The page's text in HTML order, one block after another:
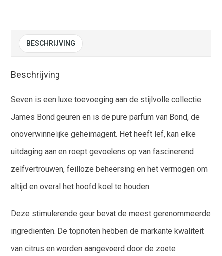
BESCHRIJVING
Beschrijving
Seven is een luxe toevoeging aan de stijlvolle collectie
James Bond geuren en is de pure parfum van Bond, de
onoverwinnelijke geheimagent. Het heeft lef, kan elke
uitdaging aan en roept gevoelens op van fascinerend
zelfvertrouwen, feilloze beheersing en het vermogen om
altijd en overal het hoofd koel te houden.
Deze stimulerende geur bevat de meest gerenommeerde
ingrediënten. De topnoten hebben de markante kwaliteit
van citrus en worden aangevoerd door de zoete